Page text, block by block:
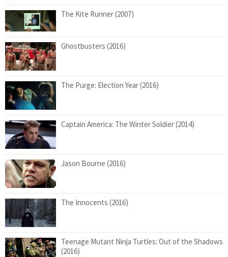
The Kite Runner (2007)
Ghostbusters (2016)
The Purge: Election Year (2016)
Captain America: The Winter Soldier (2014)
Jason Bourne (2016)
The Innocents (2016)
Teenage Mutant Ninja Turtles: Out of the Shadows
(2016)